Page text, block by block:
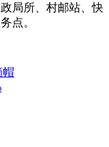
局所、村邮站、快
点。
帽